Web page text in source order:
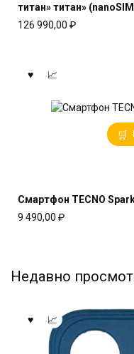
титан» титан»
126 990,00 ₽
Смартфон TECNO
9 490,00 ₽
Недавно